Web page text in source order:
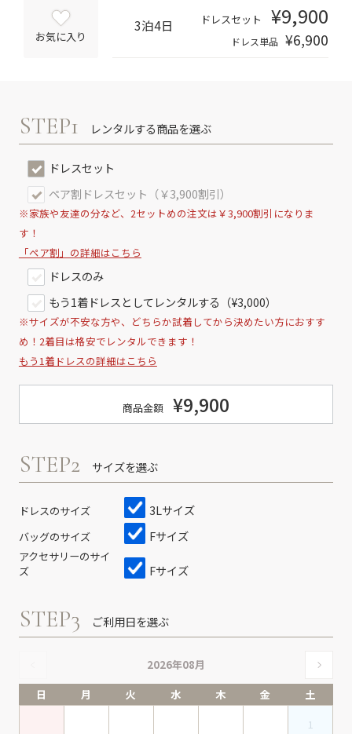
お気に入り
3泊4日 ドレスセット ¥9,900
ドレス単品 ¥6,900
STEP1 レンタルする商品を選ぶ
ドレスセット
ペア割ドレスセット（￥3,900割引）
※家族や友達の分など、2セットめの注文は￥3,900割引になりま
す！
「ペア割」の詳細はこちら
ドレスのみ
もう1着ドレスとしてレンタルする（¥3,000）
※サイズが不安な方や、どちらか試着してから決めたい方におすす
め！2着目は格安でレンタルできます！
もう1着ドレスの詳細はこちら
商品金額 ¥9,900
STEP2 サイズを選ぶ
ドレスのサイズ 3Lサイズ
バッグのサイズ Fサイズ
アクセサリーのサイ
ズ
Fサイズ
STEP3 ご利用日を選ぶ
2026年08月
日
月 火 水 木 金
土
1